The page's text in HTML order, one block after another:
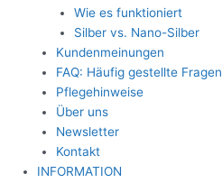
Wie es funktioniert
Silber vs. Nano-Silber
Kundenmeinungen
FAQ: Häufig gestellte Fragen
Pflegehinweise
Über uns
Newsletter
Kontakt
INFORMATION